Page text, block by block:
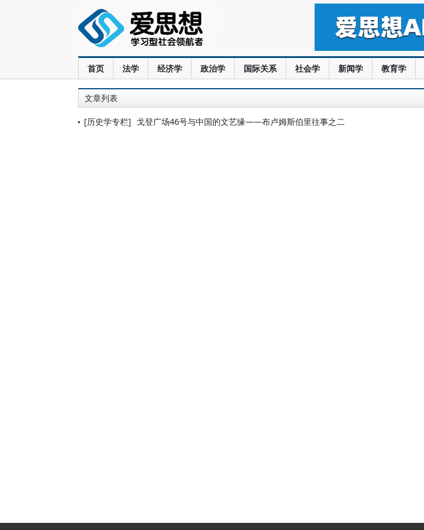
首页 法学 经济学 政治学 国际关系 社会学 新闻学 教育学
文章列表
[历史学专栏] 戈登广场46号与中国的文艺缘——布卢姆斯伯里往事之二